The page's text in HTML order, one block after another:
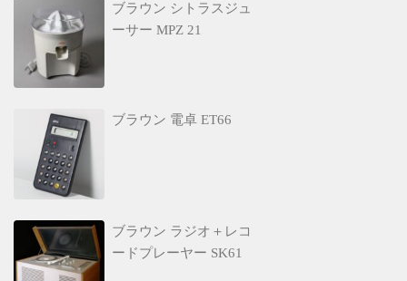
ブラウン シトラスジュ
ーサー MPZ 21
ブラウン 電卓 ET66
ブラウン ラジオ＋レコ
ードプレーヤー SK61